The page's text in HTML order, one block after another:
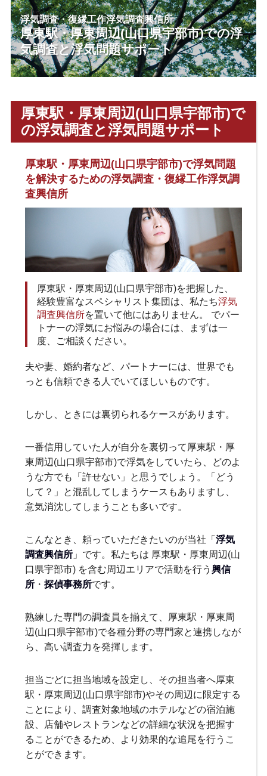
浮気調査・復縁工作浮気調査興信所
厚東駅・厚東周辺(山口県宇部市)での浮
気調査と浮気問題サポート
厚東駅・厚東周辺(山口県宇部市)で
の浮気調査と浮気問題サポート
厚東駅・厚東周辺(山口県宇部市)で浮気問題
を解決するための浮気調査・復縁工作浮気調
査興信所
厚東駅・厚東周辺(山口県宇部市)を把握した、
経験豊富なスペシャリスト集団は、私たち浮気
調査興信所を置いて他にはありません。 でパー
トナーの浮気にお悩みの場合には、まずは一
度、ご相談ください。
夫や妻、婚約者など、パートナーには、世界でも
っとも信頼できる人でいてほしいものです。
しかし、ときには裏切られるケースがあります。
一番信用していた人が自分を裏切って厚東駅・厚
東周辺(山口県宇部市)で浮気をしていたら、どのよ
うな方でも「許せない」と思うでしょう。「どう
して？」と混乱してしまうケースもありますし、
意気消沈してしまうことも多いです。
こんなとき、頼っていただきたいのが当社「浮気
調査興信所 」です。私たちは 厚東駅・厚東周辺(山
口県宇部市) を含む周辺エリアで活動を行う 興信
所 ・ 探偵事務所です。
熟練した専門の調査員を揃えて、厚東駅・厚東周
辺(山口県宇部市)で各種分野の専門家と連携しなが
ら、高い調査力を発揮します。
担当ごどに担当地域を設定し、その担当者へ厚東
駅・厚東周辺(山口県宇部市)やその周辺に限定する
ことにより、調査対象地域のホテルなどの宿泊施
設、店舗やレストランなどの詳細な状況を把握す
ることができるため、より効果的な追尾を行うこ
とができます。